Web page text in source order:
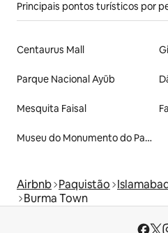
Principais pontos turísticos por
Centaurus Mall
Parque Nacional Ayūb
Mesquita Faisal
Museu do Monumento do Paquistão
Airbnb Paquistão
Burma Town